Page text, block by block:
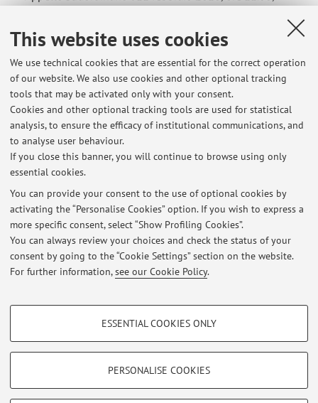
This website uses cookies
We use technical cookies that are essential for the correct operation
of our website. We also use cookies and other optional tracking
tools that may be activated only with your consent.
Cookies and other optional tracking tools are used for statistical
analysis, to ensure the efficacy of institutional communications, and
to analyse user behaviour.
If you close this banner, you will continue to browse using only
essential cookies.
You can provide your consent to the use of optional cookies by
activating the “Personalise Cookies” option. If you wish to express a
more specific consent, select “Show Profiling Cookies”.
You can always review your choices and check the status of your
consent by going to the “Cookie Settings” section on the website.
For further information,see our Cookie Policy.
PROFILING COOKIES - OPTIONAL
Show profiling cookies
ESSENTIAL COOKIES ONLY
PERSONALISE COOKIES
entro il 4 febbraio. Modalità solite.
Nuovo appello 9 Dicembre
Appello straordinario il 9 dicembre, ore 10.30, ufficio 171,
Via Selmi 3, 3° piano. Iscrizione entro il 2 dicembre.
Published on: November 06 2015
Spostamento appello 10 giugno
L'appello del 10 giugno 2014 è spostato al 12 giugno.
Orario invariato.
Published on: April 15 2014
Next items
Restricted area
Loginto manage all website contents.